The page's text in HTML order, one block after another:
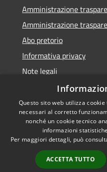
Amministrazione
Amministrazione
Abo pretorio
Informativa privacy
Note legali
Dichiarazione di
RSS
Accessibilità
Questo sito web utilizza
necessari al corretto
nonché un cookie tecnico
informazioni
Per maggiori dettagli, può
ACCETTA TUTTO